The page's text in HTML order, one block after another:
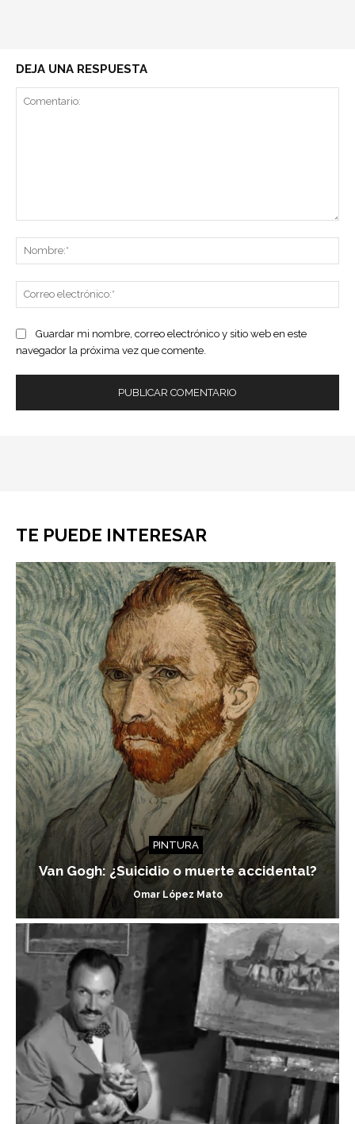
DEJA UNA RESPUESTA
Guardar mi nombre, correo electrónico y sitio web en este
navegador la próxima vez que comente.
TE PUEDE INTERESAR
PINTURA
Van Gogh: ¿Suicidio o muerte accidental?
Omar López Mato